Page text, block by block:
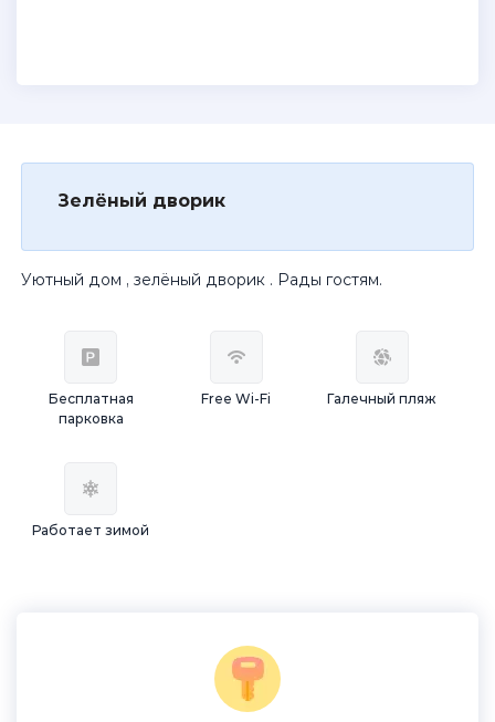
Зелёный дворик
Уютный дом , зелёный дворик . Рады гостям.
Бесплатная
парковка
Free Wi-Fi Галечный пляж
Работает зимой